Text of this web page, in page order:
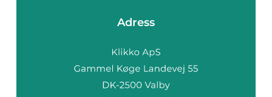
Adress